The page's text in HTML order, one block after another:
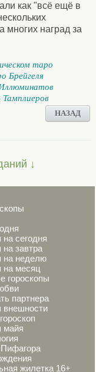
как "всё ещё в
многих наград за
таро
Брейгеля
НАЗАД
↓
на сегодня
на завтра
на неделю
на месяц
гороскопы
партнера
внешности
майя
жилетка 16+